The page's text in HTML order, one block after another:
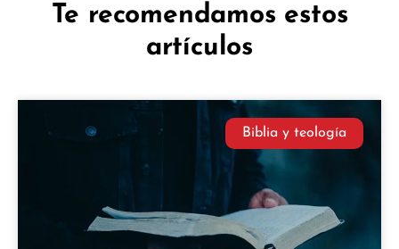
Te recomendamos estos
artículos
Biblia y teología